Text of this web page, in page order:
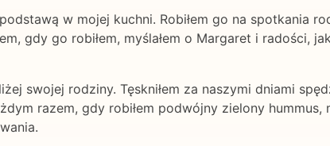
w mojej kuchni. Robiłem go na spotkania
gdy go robiłem, myślałem o Margaret i radości,
swojej rodziny. Tęskniłem za naszymi dniami
razem, gdy robiłem podwójny zielony hummus,